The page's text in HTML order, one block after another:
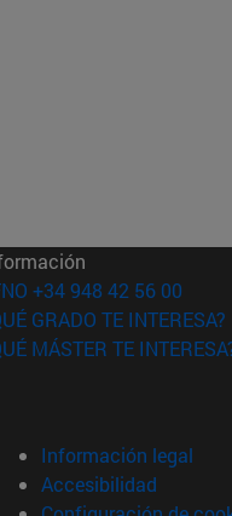
+34 948 42 56 00
GRADO TE INTERESA?
MÁSTER TE
Información legal
Accesibilidad